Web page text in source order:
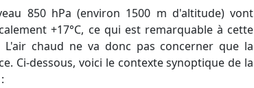
+17°C, ce qui est remarquable à cette
chaud ne va donc pas concerner que la
Ci-dessous, voici le contexte synoptique de la